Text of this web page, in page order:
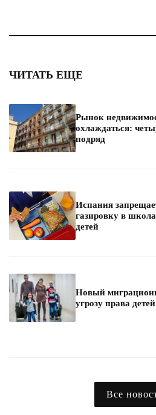
ЧИТАТЬ ЕЩЕ
Рынок
охлаждаться:
подряд
Испания
газировку в
детей
Новый
угрозу права детей
Все